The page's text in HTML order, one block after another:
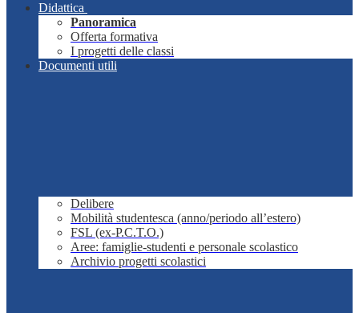
Didattica
Panoramica
Offerta formativa
I progetti delle classi
Documenti utili
Delibere
Mobilità studentesca (anno/periodo all’estero)
FSL (ex-P.C.T.O.)
Aree: famiglie-studenti e personale scolastico
Archivio progetti scolastici